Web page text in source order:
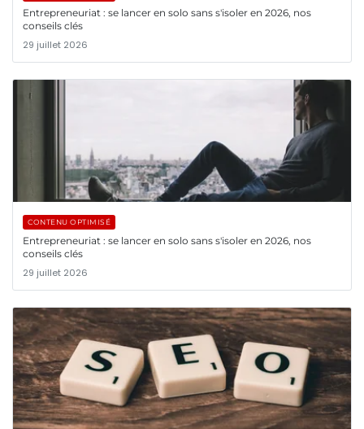
Entrepreneuriat : se lancer en solo sans s'isoler en 2026, nos
conseils clés
29 juillet 2026
CONTENU OPTIMISÉ
Entrepreneuriat : se lancer en solo sans s'isoler en 2026, nos
conseils clés
29 juillet 2026